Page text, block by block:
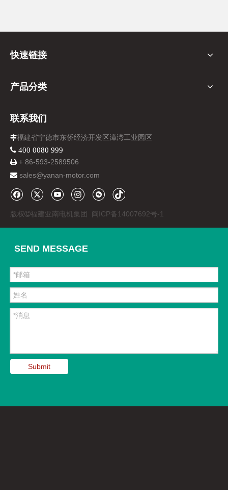
快速链接
产品分类
联系我们
福建省宁德市东侨经济开发区漳湾工业园区
 400 0080 999
 + 86-593-2589506
 sales@yanan-motor.com
版权福建亚南电机集团 闽ICP备14007692号-1
SEND MESSAGE
Submit